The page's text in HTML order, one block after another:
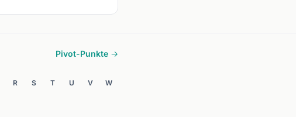
Pivot-Punkte →
R S T U V W